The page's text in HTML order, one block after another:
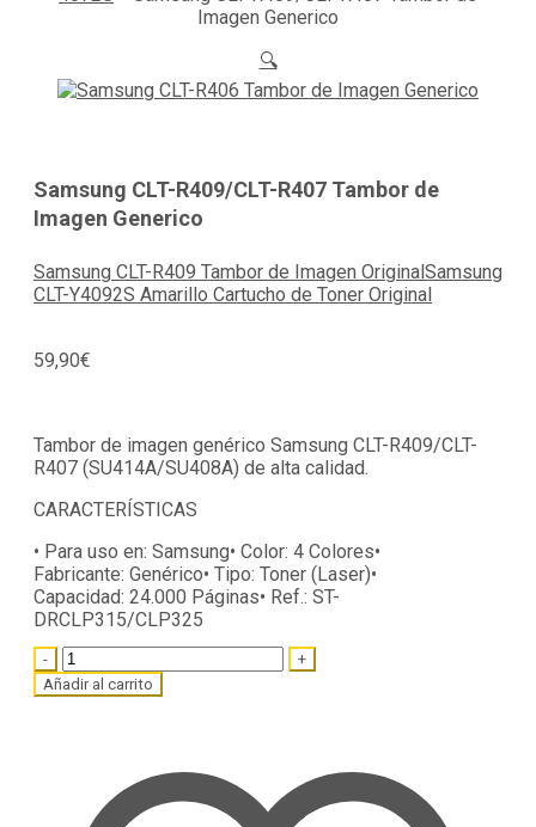
Imagen Generico
🔍
Samsung CLT-R409/CLT-R407 Tambor de
Imagen Generico
Samsung CLT-R409 Tambor de Imagen OriginalSamsung
CLT-Y4092S Amarillo Cartucho de Toner Original
59,90€
Tambor de imagen genérico Samsung CLT-R409/CLT-
R407 (SU414A/SU408A) de alta calidad.
CARACTERÍSTICAS
• Para uso en: Samsung• Color: 4 Colores•
Fabricante: Genérico• Tipo: Toner (Laser)•
Capacidad: 24.000 Páginas• Ref.: ST-
DRCLP315/CLP325
Quantity
Añadir al carrito